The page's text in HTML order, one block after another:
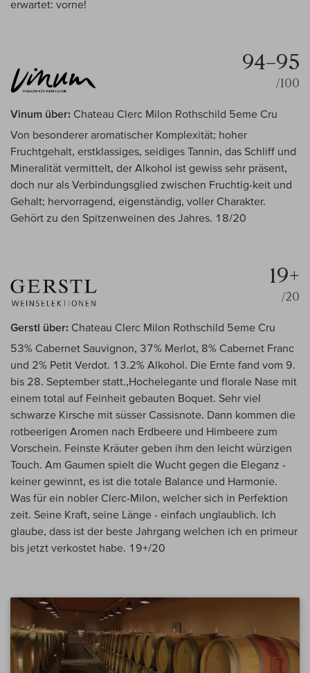
erwartet: vorne!
94–95
/100
Vinum über: Chateau Clerc Milon Rothschild 5eme Cru
Von besonderer aromatischer Komplexität; hoher
Fruchtgehalt, erstklassiges, seidiges Tannin, das Schliff und
Mineralität vermittelt, der Alkohol ist gewiss sehr präsent,
doch nur als Verbindungsglied zwischen Fruchtig-keit und
Gehalt; hervorragend, eigenständig, voller Charakter.
Gehört zu den Spitzenweinen des Jahres. 18/20
19+
/20
Gerstl über: Chateau Clerc Milon Rothschild 5eme Cru
53% Cabernet Sauvignon, 37% Merlot, 8% Cabernet Franc
und 2% Petit Verdot. 13.2% Alkohol. Die Ernte fand vom 9.
bis 28. September statt.,Hochelegante und florale Nase mit
einem total auf Feinheit gebauten Boquet. Sehr viel
schwarze Kirsche mit süsser Cassisnote. Dann kommen die
rotbeerigen Aromen nach Erdbeere und Himbeere zum
Vorschein. Feinste Kräuter geben ihm den leicht würzigen
Touch. Am Gaumen spielt die Wucht gegen die Eleganz -
keiner gewinnt, es ist die totale Balance und Harmonie.
Was für ein nobler Clerc-Milon, welcher sich in Perfektion
zeit. Seine Kraft, seine Länge - einfach unglaublich. Ich
glaube, dass ist der beste Jahrgang welchen ich en primeur
bis jetzt verkostet habe. 19+/20